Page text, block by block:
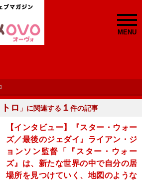
MENU
ロ 」に関連する １ 件の記事
【インタビュー】『スター・ウォー
ズ／最後のジェダイ』ライアン・ジ
ョンソン監督「『スター・ウォー
ズ』は、新たな世界の中で自分の居
場所を見つけていく、地図のような